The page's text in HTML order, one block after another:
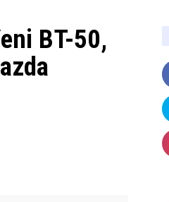
BT-50,